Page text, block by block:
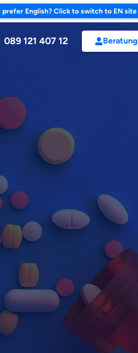
prefer English? Click to switch to EN
089 121 407 12